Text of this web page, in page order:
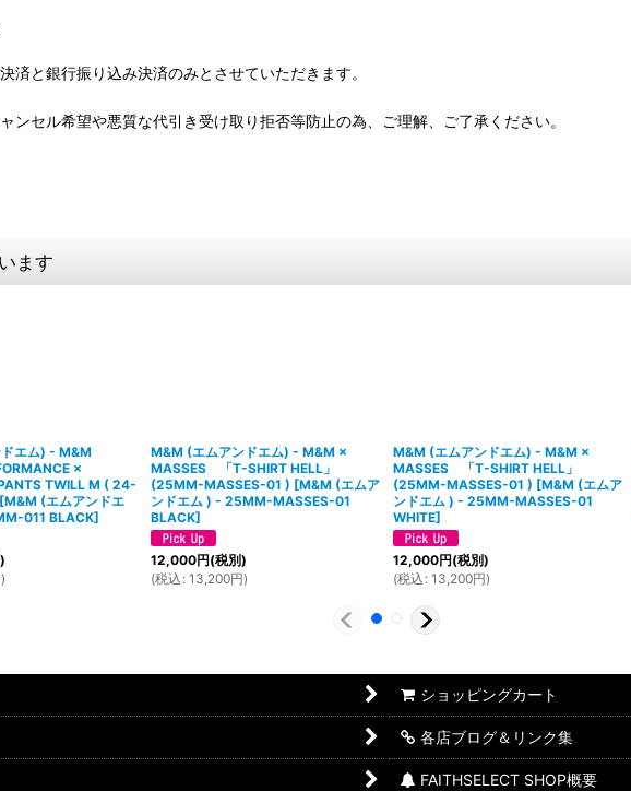
済と銀行振り込み決済のみとさせていただきます。
ンセル希望や悪質な代引き受け取り拒否等防止の為、ご理解、ご了承ください。
ます
エム) - M&M
×
TWILL M ( 24-
[M&M (エムアンドエ
011 BLACK]
)
M&M (エムアンドエム) - M&M ×
MASSES 「T-SHIRT HELL」
(25MM-MASSES-01 ) [M&M (エムア
ンドエム ) - 25MM-MASSES-01
BLACK]
12,000円(税別)
(税込 : 13,200円)
M&M (エムアンドエム) - M&M ×
MASSES 「T-SHIRT HELL」
(25MM-MASSES-01 ) [M&M (エムア
ンドエム ) - 25MM-MASSES-01
WHITE]
12,000円(税別)
(税込 : 13,200円)
ショッピングカート
各店ブログ＆リンク集
FAITHSELECT SHOP概要